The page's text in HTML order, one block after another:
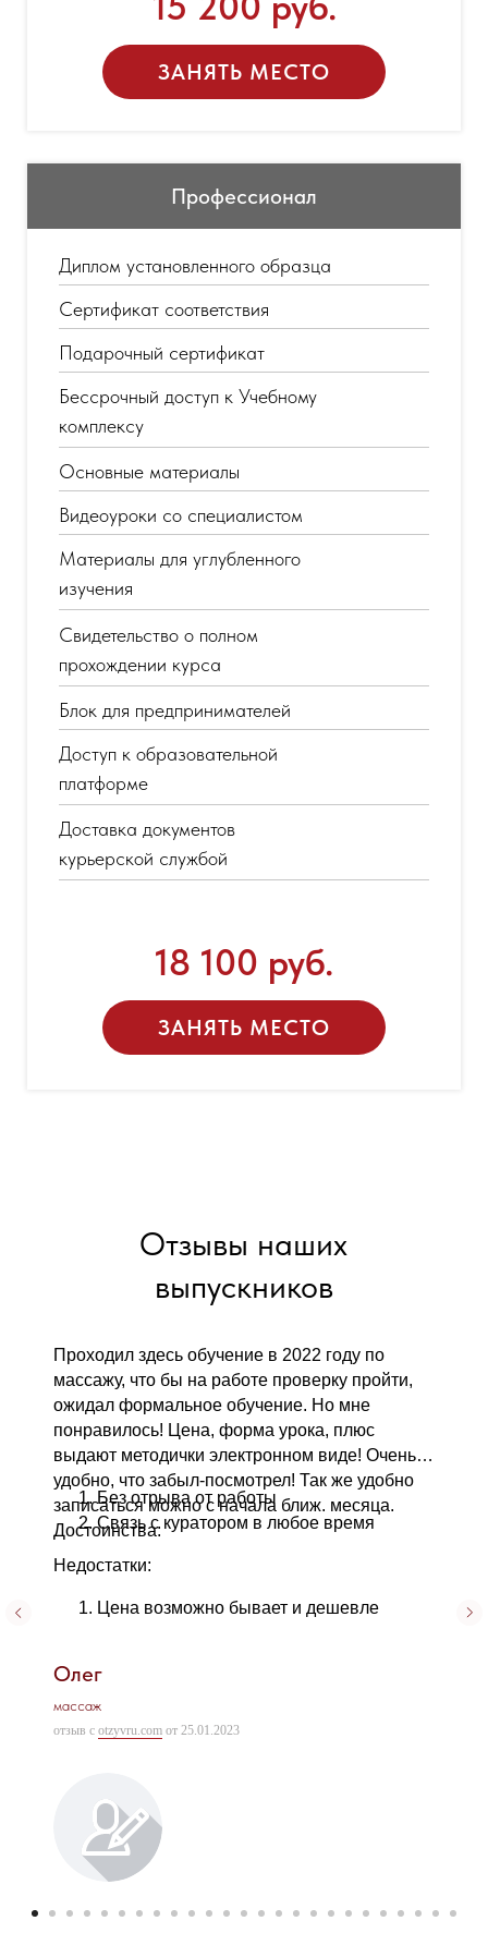
Профессионал
ЗАНЯТЬ МЕСТО
ЗАНЯТЬ МЕСТО
18 100 руб.
Диплом установленного образца
Сертификат соответствия
Подарочный сертификат
Бессрочный доступ к Учебному
комплексу
Основные материалы
Видеоуроки со специалистом
Материалы для углубленного
изучения
Свидетельство о полном
прохождении курса
Блок для предпринимателей
Доступ к образовательной
платформе
Доставка документов
курьерской службой
Отзывы наших
выпускников
Проходил здесь обучение в 2022 году по
массажу, что бы на работе проверку пройти,
ожидал формальное обучение. Но мне
понравилось! Цена, форма урока, плюс
выдают методички электронном виде! Очень
удобно, что забыл-посмотрел! Так же удобно
записаться можно с начала ближ. месяца.
Достоинства:
Без отрыва от работы
Связь с куратором в любое время
Недостатки:
Цена возможно бывает и дешевле
Олег
массаж
отзыв с otzyvru.com от 25.01.2023